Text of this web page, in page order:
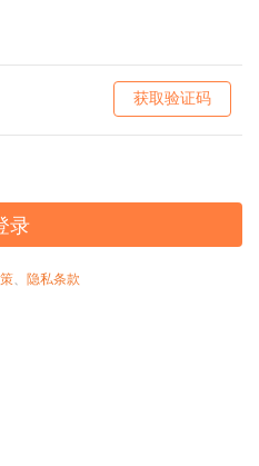
获取验证码
录
、 隐私条款